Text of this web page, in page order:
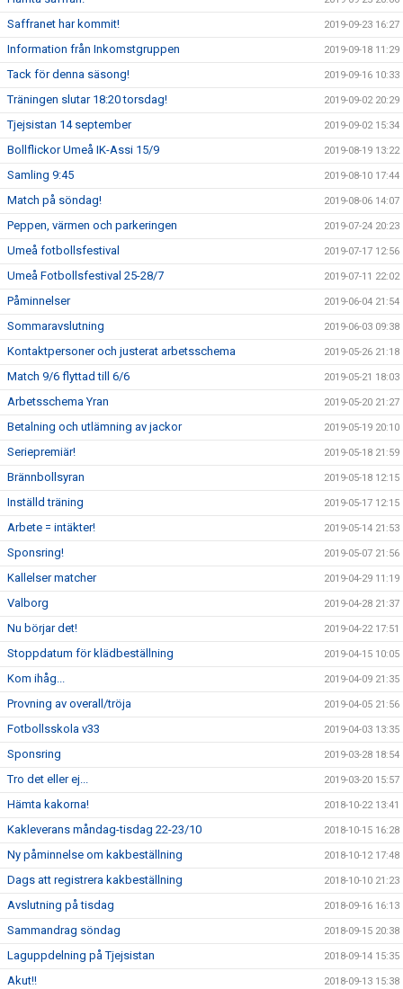
Saffranet har kommit! 2019-09-23 16:27
Information från Inkomstgruppen 2019-09-18 11:29
Tack för denna säsong! 2019-09-16 10:33
Träningen slutar 18:20 torsdag! 2019-09-02 20:29
Tjejsistan 14 september 2019-09-02 15:34
Bollflickor Umeå IK-Assi 15/9 2019-08-19 13:22
Samling 9:45 2019-08-10 17:44
Match på söndag! 2019-08-06 14:07
Peppen, värmen och parkeringen 2019-07-24 20:23
Umeå fotbollsfestival 2019-07-17 12:56
Umeå Fotbollsfestival 25-28/7 2019-07-11 22:02
Påminnelser 2019-06-04 21:54
Sommaravslutning 2019-06-03 09:38
Kontaktpersoner och justerat arbetsschema 2019-05-26 21:18
Match 9/6 flyttad till 6/6 2019-05-21 18:03
Arbetsschema Yran 2019-05-20 21:27
Betalning och utlämning av jackor 2019-05-19 20:10
Seriepremiär! 2019-05-18 21:59
Brännbollsyran 2019-05-18 12:15
Inställd träning 2019-05-17 12:15
Arbete = intäkter! 2019-05-14 21:53
Sponsring! 2019-05-07 21:56
Kallelser matcher 2019-04-29 11:19
Valborg 2019-04-28 21:37
Nu börjar det! 2019-04-22 17:51
Stoppdatum för klädbeställning 2019-04-15 10:05
Kom ihåg... 2019-04-09 21:35
Provning av overall/tröja 2019-04-05 21:56
Fotbollsskola v33 2019-04-03 13:35
Sponsring 2019-03-28 18:54
Tro det eller ej... 2019-03-20 15:57
Hämta kakorna! 2018-10-22 13:41
Kakleverans måndag-tisdag 22-23/10 2018-10-15 16:28
Ny påminnelse om kakbeställning 2018-10-12 17:48
Dags att registrera kakbeställning 2018-10-10 21:23
Avslutning på tisdag 2018-09-16 16:13
Sammandrag söndag 2018-09-15 20:38
Laguppdelning på Tjejsistan 2018-09-14 15:35
Akut!! 2018-09-13 15:38